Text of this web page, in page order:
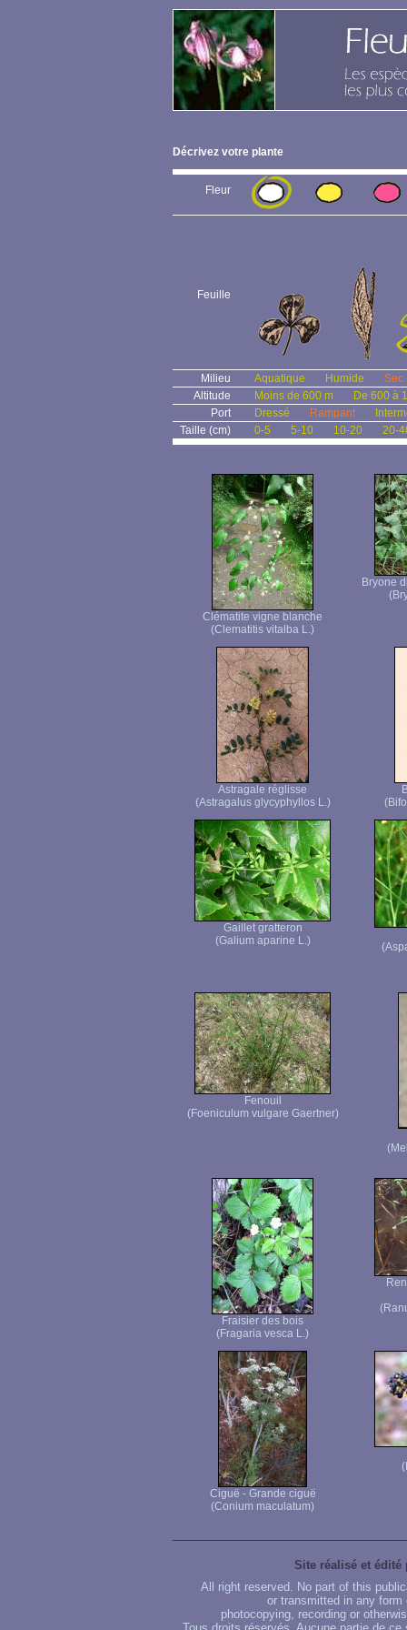
Décrivez votre plante
Fleur
Feuille
Milieu Aquatique Humide
Sec
Altitude
Moins de 600 m
De 600 à
Port
Dressé Rampant
Taille (cm)
0-5 5-10 10-20 20-
Clématite vigne blanche
(Clematitis vitalba L.)
Bryone
Astragale réglisse
(Astragalus glycyphyllos L.)
Gaillet gratteron
(Galium aparine L.)
Fenouil
(Foeniculum vulgare Gaertner)
Fraisier des bois
(Fragaria vesca L.)
Ciguë - Grande ciguë
(Conium maculatum)
Site réalisé et édité
All right reserved. No part of this
or transmitted in any
photocopying, recording or